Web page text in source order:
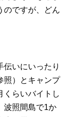
のですが、どん
伝いにいったり
照）とキャンプ
くらいバイトし
波照間島で1か